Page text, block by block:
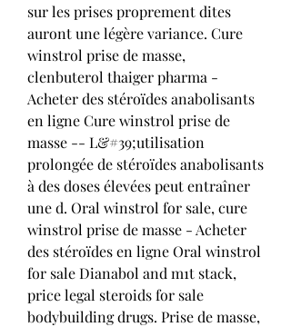
sur les prises proprement dites
auront une légère variance. Cure
winstrol prise de masse,
clenbuterol thaiger pharma -
Acheter des stéroïdes anabolisants
en ligne Cure winstrol prise de
masse -- L&#39;utilisation
prolongée de stéroïdes anabolisants
à des doses élevées peut entraîner
une d. Oral winstrol for sale, cure
winstrol prise de masse - Acheter
des stéroïdes en ligne Oral winstrol
for sale Dianabol and m1t stack,
price legal steroids for sale
bodybuilding drugs. Prise de masse,